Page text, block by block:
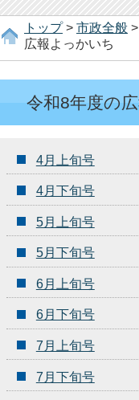
トップ> 市政全般 >
広報よっかいち
令和8年度の
4月上旬号
4月下旬号
5月上旬号
5月下旬号
6月上旬号
6月下旬号
7月上旬号
7月下旬号